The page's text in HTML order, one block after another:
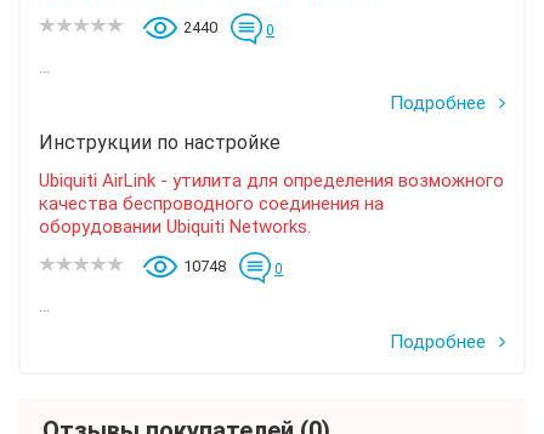
2440 0
...
Подробнее
Инструкции по настройке
Ubiquiti AirLink - утилита для определения возможного
качества беспроводного соединения на
оборудовании Ubiquiti Networks.
10748 0
...
Подробнее